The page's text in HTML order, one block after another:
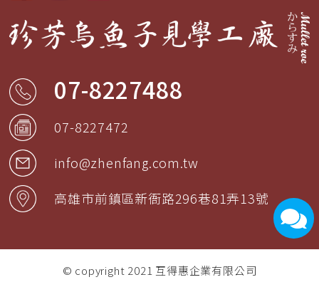
07-8227488
07-8227472
info@zhenfang.com.tw
高雄市前鎮區新衙路296巷81弄13號
© copyright 2021 互得惠企業有限公司